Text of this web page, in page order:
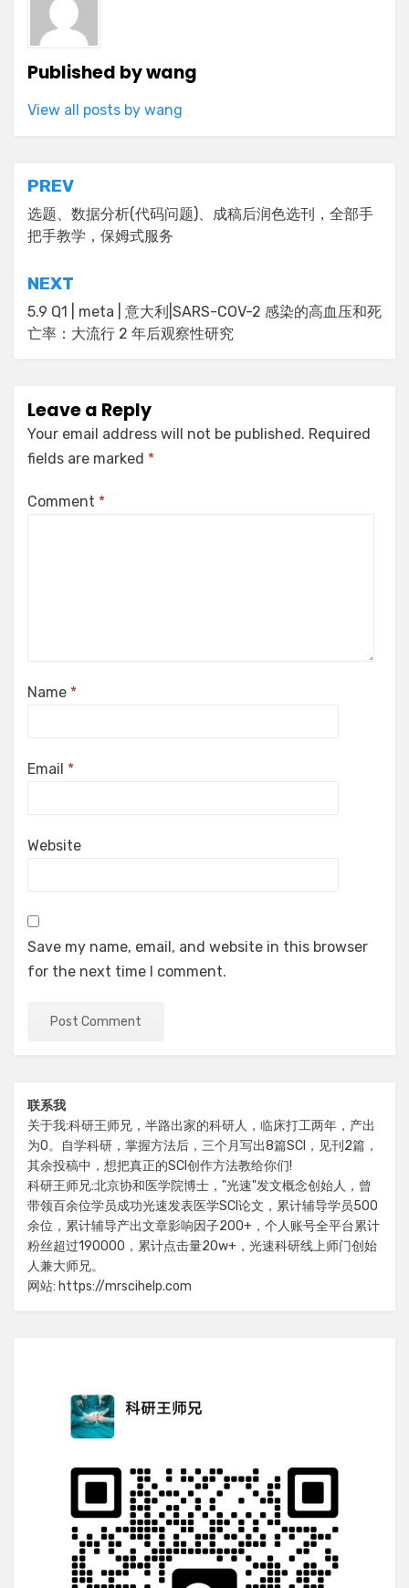
Published bywang
View all posts by wang
Post
navigation
PREV
选题、数据分析(代码问题)、成稿后润色选刊，全部手
把手教学，保姆式服务
NEXT
5.9 Q1 | meta | 意大利|SARS-COV-2 感染的高血压和死
亡率：大流行 2 年后观察性研究
Leave a Reply
Your email address will not be published. Required
fields are marked *
Comment *
Name *
Email *
Website
Save my name, email, and website in this browser
for the next time I comment.
联系我
关于我:科研王师兄，半路出家的科研人，临床打工两年，产出
为0。自学科研，掌握方法后，三个月写出8篇SCI，见刊2篇，
其余投稿中，想把真正的SCI创作方法教给你们!
科研王师兄:北京协和医学院博士，"光速"发文概念创始人，曾
带领百余位学员成功光速发表医学SCI论文，累计辅导学员500
余位，累计辅导产出文章影响因子200+，个人账号全平台累计
粉丝超过190000，累计点击量20w+，光速科研线上师门创始
人兼大师兄。
网站: https://mrscihelp.com